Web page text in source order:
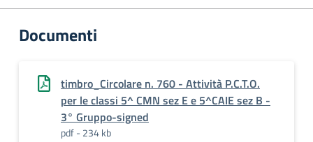
Documenti
timbro_Circolare n. 760 - Attività P.C.T.O.
per le classi 5^ CMN sez E e 5^CAIE sez B -
3° Gruppo-signed
pdf - 234 kb